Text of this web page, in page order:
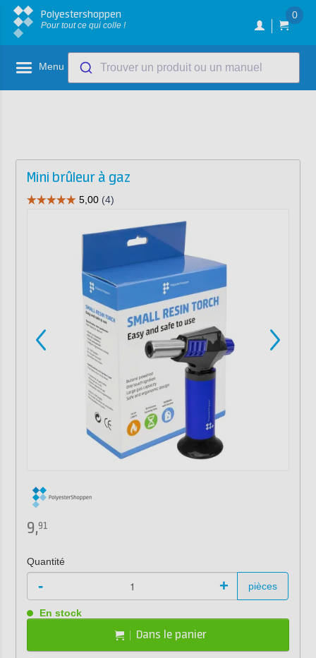
Polyestershoppen
Pour tout ce qui colle !
0
Menu Trouver un produit ou un manuel
Mini brûleur à gaz
9,91
Quantité
- + pièces
En stock
Dans le panier